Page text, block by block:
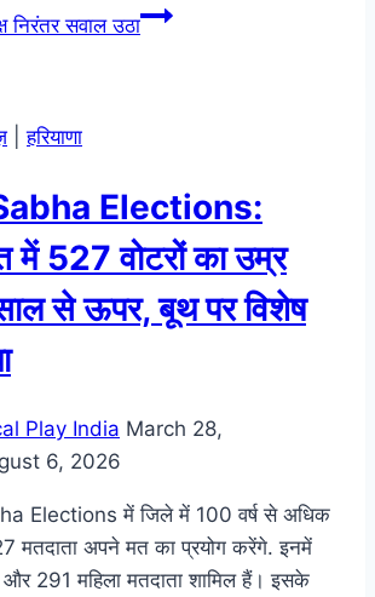
निरंतर सवाल उठा
|हरियाणा
Elections:
में 527 वोटरों का उम्र
से ऊपर, बूथ पर विशेष
Play India March 28,
6, 2026
Elections में जिले में 100 वर्ष से अधिक
मतदाता अपने मत का प्रयोग करेंगे. इनमें
291 महिला मतदाता शामिल हैं। इसके